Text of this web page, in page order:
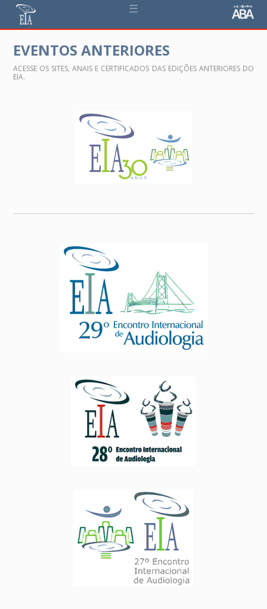
☰
EVENTOS ANTERIORES
ACESSE OS SITES, ANAIS E CERTIFICADOS DAS EDIÇÕES ANTERIORES DO
EIA.